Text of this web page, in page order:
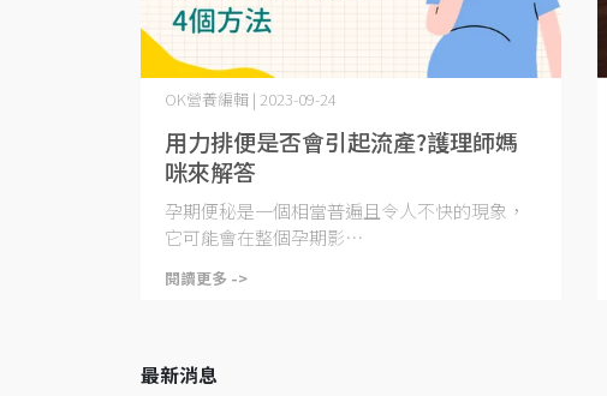
用力排便是否會引起流產?護理師媽
咪來解答
OK營養編輯 | 2023-09-24
孕期便秘是一個相當普遍且令人不快的現象，
它可能會在整個孕期影⋯
閱讀更多 ->
最新消息